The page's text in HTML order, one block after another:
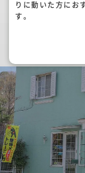
りに動いた方にお
す。